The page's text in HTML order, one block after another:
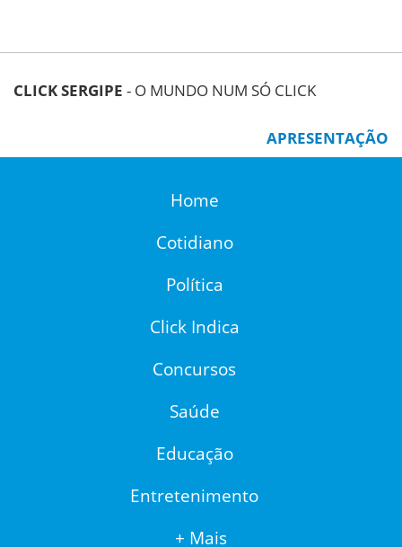
CLICK SERGIPE - O MUNDO NUM SÓ CLICK
APRESENTAÇÃO
Home
Cotidiano
Política
Click Indica
Concursos
Saúde
Educação
Entretenimento
+ Mais